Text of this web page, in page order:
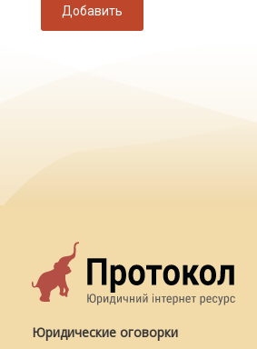
Добавить
Юридические оговорки